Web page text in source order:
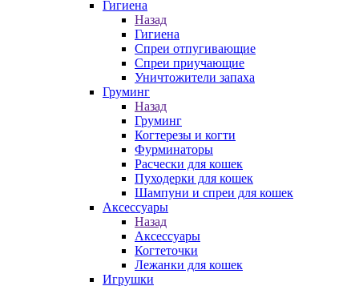
Гигиена
Назад
Гигиена
Спреи отпугивающие
Спреи приучающие
Уничтожители запаха
Груминг
Назад
Груминг
Когтерезы и когти
Фурминаторы
Расчески для кошек
Пуходерки для кошек
Шампуни и спреи для кошек
Аксессуары
Назад
Аксессуары
Когтеточки
Лежанки для кошек
Игрушки